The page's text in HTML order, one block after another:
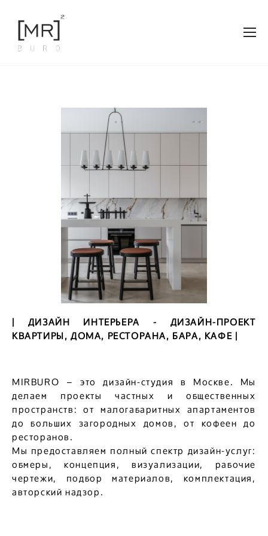
| ДИЗАЙН ИНТЕРЬЕРА - ДИЗАЙН-ПРОЕКТ
КВАРТИРЫ, ДОМА, РЕСТОРАНА, БАРА, КАФЕ |
MIRBURO – это дизайн-студия в Москве. Мы
делаем проекты частных и общественных
пространств: от малогабаритных апартаментов
до больших загородных домов, от кофеен до
ресторанов.
Мы предоставляем полный спектр дизайн-услуг:
обмеры, концепция, визуализации, рабочие
чертежи, подбор материалов, комплектация,
авторский надзор.